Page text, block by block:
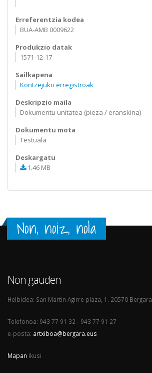
Erreferentzia kodea
BUA-AMB 0009622
Produkzio datak
1571-12-17
Sailkapena
Kontzejuko erregistroak
Deskripzio maila
Dokumentu unitatea (pieza / eranskina)
Dokumentu mota
Testuala
Deskargatu
1.46 MB
Non, noiz, nola
Non gauden
Helbidea: San Martin Agirre plaza, 1. 20570 Bergara
Telefonoa: 943 77 91 32 - 943 77 91 27
e-posta: artxiboa@bergara.eus
Mapan ikusi